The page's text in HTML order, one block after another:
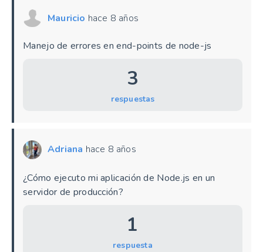
Mauricio hace 8 años
Manejo de errores en end-points de node-js
3
respuestas
Adriana hace 8 años
¿Cómo ejecuto mi aplicación de Node.js en un
servidor de producción?
1
respuesta